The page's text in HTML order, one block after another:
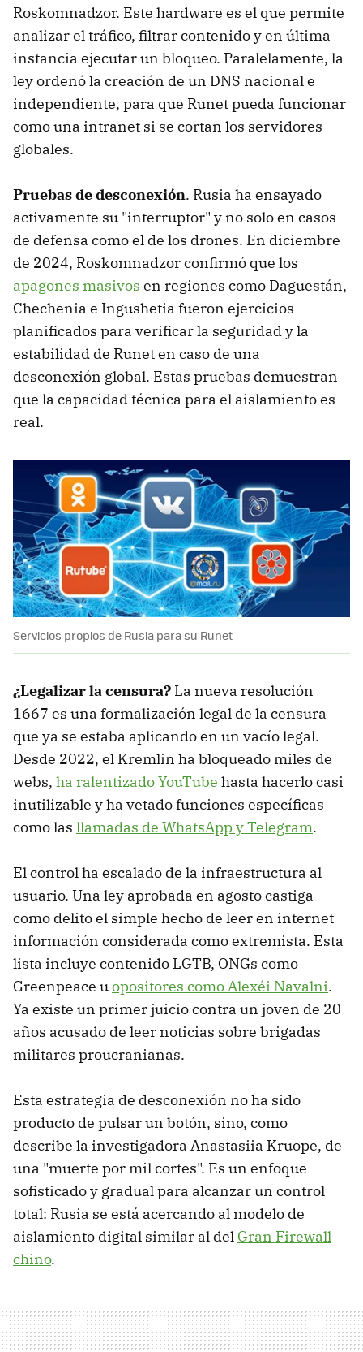
Roskomnadzor. Este hardware es el que permite
analizar el tráfico, filtrar contenido y en última
instancia ejecutar un bloqueo. Paralelamente, la
ley ordenó la creación de un DNS nacional e
independiente, para que Runet pueda funcionar
como una intranet si se cortan los servidores
globales.
Pruebas de desconexión. Rusia ha ensayado
activamente su "interruptor" y no solo en casos
de defensa como el de los drones. En diciembre
de 2024, Roskomnadzor confirmó que los
apagones masivos en regiones como Daguestán,
Chechenia e Ingushetia fueron ejercicios
planificados para verificar la seguridad y la
estabilidad de Runet en caso de una
desconexión global. Estas pruebas demuestran
que la capacidad técnica para el aislamiento es
real.
Servicios propios de Rusia para su Runet
¿Legalizar la censura? La nueva resolución
1667 es una formalización legal de la censura
que ya se estaba aplicando en un vacío legal.
Desde 2022, el Kremlin ha bloqueado miles de
webs, ha ralentizado YouTube hasta hacerlo casi
inutilizable y ha vetado funciones específicas
como las llamadas de WhatsApp y Telegram.
El control ha escalado de la infraestructura al
usuario. Una ley aprobada en agosto castiga
como delito el simple hecho de leer en internet
información considerada como extremista. Esta
lista incluye contenido LGTB, ONGs como
Greenpeace uopositores como Alexéi Navalni.
Ya existe un primer juicio contra un joven de 20
años acusado de leer noticias sobre brigadas
militares proucranianas.
Esta estrategia de desconexión no ha sido
producto de pulsar un botón, sino, como
describe la investigadora Anastasiia Kruope, de
una "muerte por mil cortes". Es un enfoque
sofisticado y gradual para alcanzar un control
total: Rusia se está acercando al modelo de
aislamiento digital similar al del Gran Firewall
chino.